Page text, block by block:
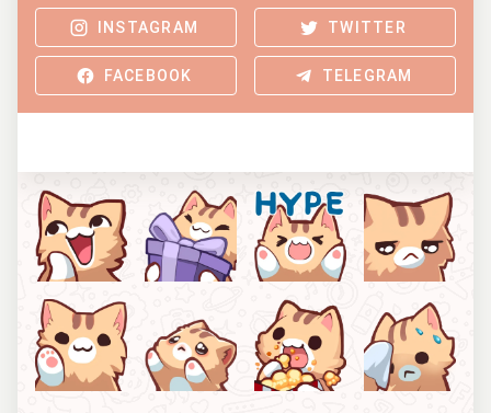
INSTAGRAM TWITTER
FACEBOOK TELEGRAM